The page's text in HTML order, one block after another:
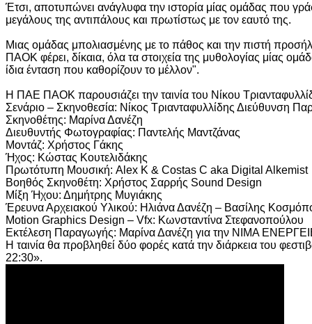
Έτσι, αποτυπώνει ανάγλυφα την ιστορία μίας ομάδας που
μεγάλους της αντιπάλους και πρωτίστως με τον εαυτό της.
Μιας ομάδας μπολιασμένης με το πάθος και την πιστή
ΠΑΟΚ φέρει, δίκαια, όλα τα στοιχεία της μυθολογίας μίας
ίδια ένταση που καθορίζουν το μέλλον".
Η ΠΑΕ ΠΑΟΚ παρουσιάζει την ταινία του Νίκου
Σενάριο – Σκηνοθεσία: Νίκος Τριανταφυλλίδης Διεύθυνση
Σκηνοθέτης: Μαρίνα Δανέζη
Διευθυντής Φωτογραφίας: Παντελής Μαντζάνας
Μοντάζ: Χρήστος Γάκης
Ήχος: Κώστας Κουτελιδάκης
Πρωτότυπη Μουσική: Alex K & Costas C aka Digital Alkemist
Βοηθός Σκηνοθέτη: Χρήστος Σαρρής Sound Design
Μίξη Ήχου: Δημήτρης Μυγιάκης
Έρευνα Αρχειακού Υλικού: Ηλιάνα Δανέζη – Βασίλης
Motion Graphics Design – Vfx: Κωνσταντίνα Στεφανοπούλου
Εκτέλεση Παραγωγής: Μαρίνα Δανέζη για την ΝΙΜΑ
Η ταινία θα προβληθεί δύο φορές κατά την διάρκεια του
22:30».